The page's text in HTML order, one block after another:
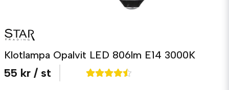
Klotlampa Opalvit LED 806lm E14 3000K
55 kr / st